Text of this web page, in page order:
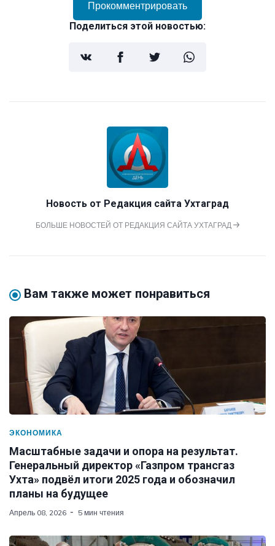
Прокомментрировать
Поделиться этой новостью:
Новость от Редакция сайта Ухтаград
БОЛЬШЕ НОВОСТЕЙ ОТ РЕДАКЦИЯ САЙТА УХТАГРАД
Вам также может понравиться
ЭКОНОМИКА
Масштабные задачи и опора на результат.
Генеральный директор «Газпром трансгаз
Ухта» подвёл итоги 2025 года и обозначил
планы на будущее
Апрель 08, 2026 5 мин чтения